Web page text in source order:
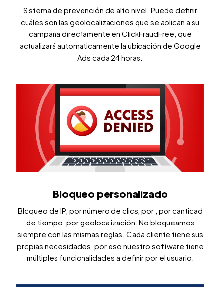
Sistema de prevención de alto nivel. Puede definir
cuáles son las geolocalizaciones que se aplican a su
campaña directamente en ClickFraudFree, que
actualizará automáticamente la ubicación de Google
Ads cada 24 horas.
Bloqueo personalizado
Bloqueo de IP, por número de clics, por , por cantidad
de tiempo, por geolocalización. No bloqueamos
siempre con las mismas reglas. Cada cliente tiene sus
propias necesidades, por eso nuestro software tiene
múltiples funcionalidades a definir por el usuario.